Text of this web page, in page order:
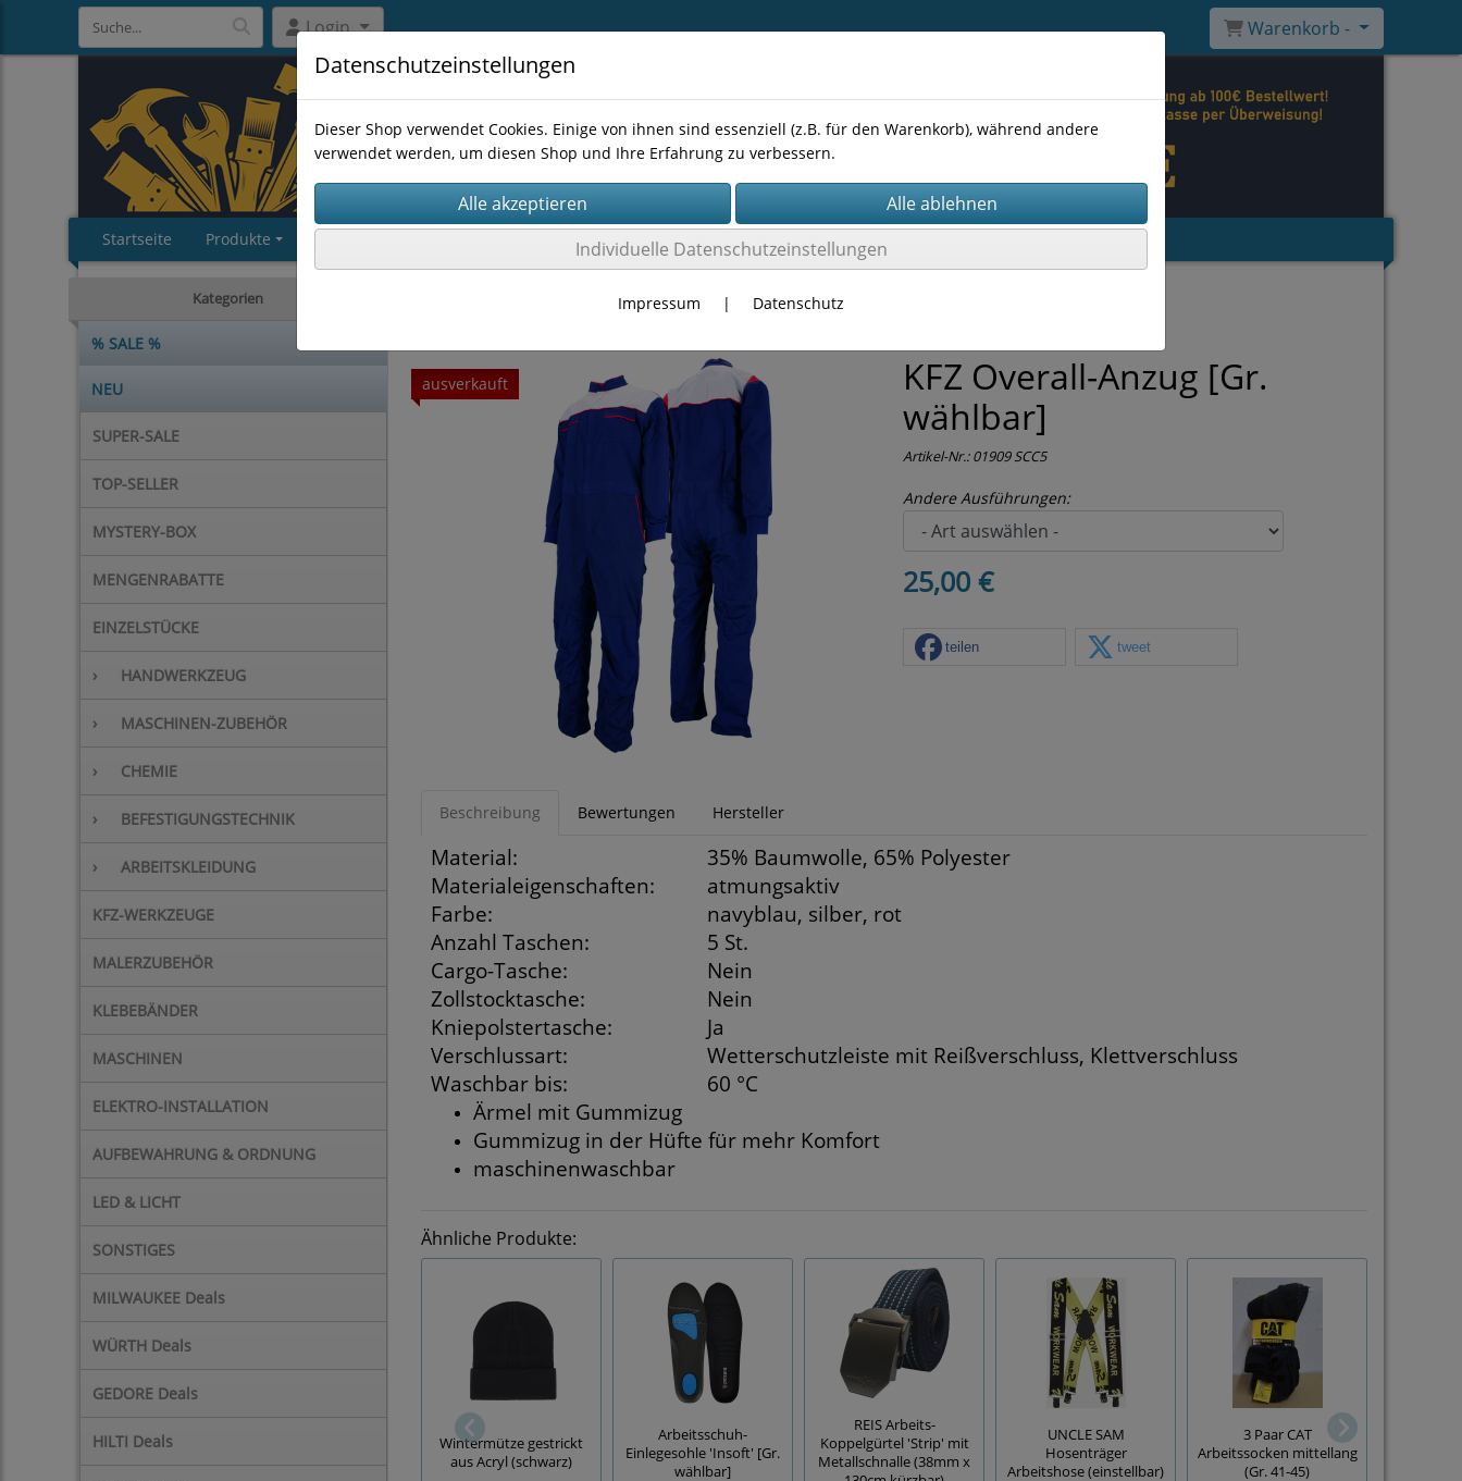
Login Warenkorb -
Startseite Produkte
Kategorien
% SALE %
NEU
SUPER-SALE
TOP-SELLER
MYSTERY-BOX
MENGENRABATTE
EINZELSTÜCKE
› HANDWERKZEUG
› MASCHINEN-ZUBEHÖR
› CHEMIE
› BEFESTIGUNGSTECHNIK
› ARBEITSKLEIDUNG
KFZ-WERKZEUGE
MALERZUBEHÖR
KLEBEBÄNDER
MASCHINEN
ELEKTRO-INSTALLATION
AUFBEWAHRUNG & ORDNUNG
LED & LICHT
SONSTIGES
MILWAUKEE Deals
WÜRTH Deals
GEDORE Deals
HILTI Deals
ausverkauft
KFZ Overall-Anzug [Gr.
wählbar]
Artikel-Nr.:01909 SCC5
Andere Ausführungen:
25,00 €
teilen tweet
Beschreibung Bewertungen Hersteller
Material:
35% Baumwolle, 65% Polyester
Materialeigenschaften:
atmungsaktiv
Farbe:
navyblau, silber, rot
Anzahl Taschen:
5 St.
Cargo-Tasche:
Nein
Zollstocktasche:
Nein
Kniepolstertasche:
Ja
Verschlussart:
Wetterschutzleiste mit Reißverschluss, Klettverschluss
Waschbar bis:
60 °C
Ärmel mit Gummizug
Gummizug in der Hüfte für mehr Komfort
maschinenwaschbar
Ähnliche Produkte:
Wintermütze gestrickt
aus Acryl (schwarz)
Arbeitsschuh-
Einlegesohle 'Insoft' [Gr.
wählbar]
REIS Arbeits-
Koppelgürtel 'Strip' mit
Metallschnalle (38mm x
UNCLE SAM
Hosenträger
Arbeitshose (einstellbar)
3 Paar CAT
Arbeitssocken mittellang
(Gr. 41-45)
Datenschutzeinstellungen
Dieser Shop verwendet Cookies. Einige von ihnen sind essenziell (z.B. für den Warenkorb), während andere
verwendet werden, um diesen Shop und Ihre Erfahrung zu verbessern.
Individuelle Datenschutzeinstellungen
Impressum | Datenschutz